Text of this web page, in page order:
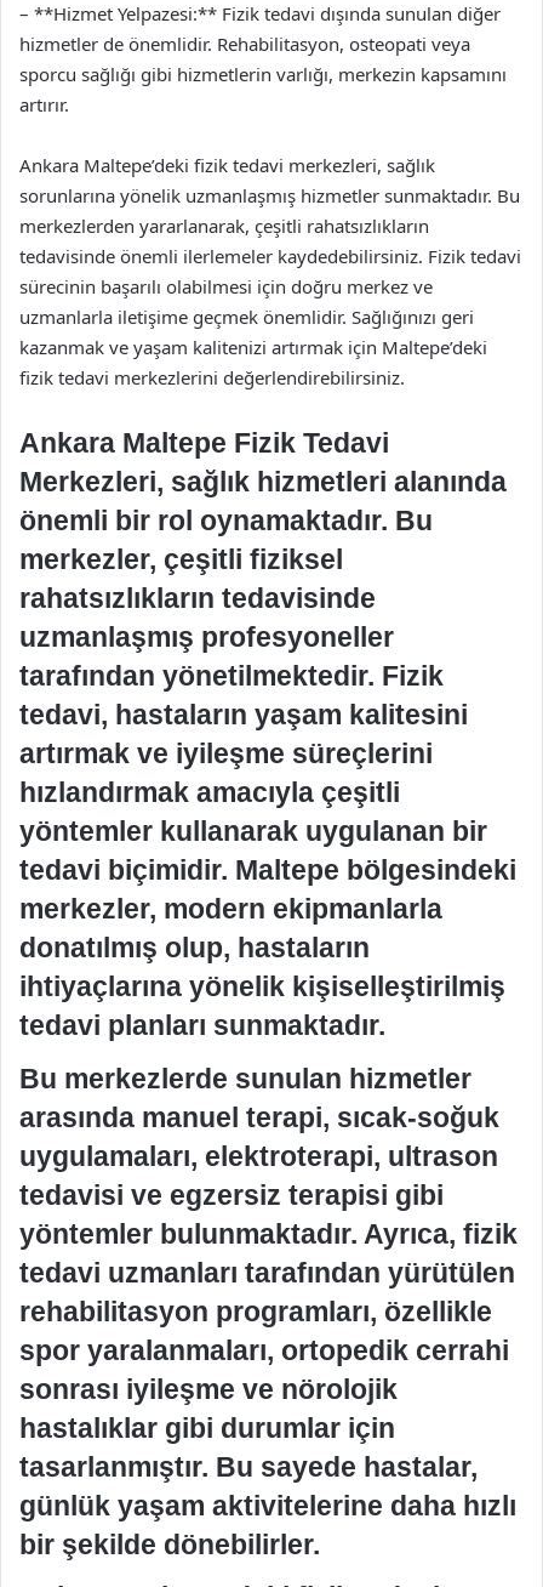
– **Hizmet Yelpazesi:** Fizik tedavi dışında sunulan diğer
hizmetler de önemlidir. Rehabilitasyon, osteopati veya
sporcu sağlığı gibi hizmetlerin varlığı, merkezin kapsamını
artırır.
Ankara Maltepe’deki fizik tedavi merkezleri, sağlık
sorunlarına yönelik uzmanlaşmış hizmetler sunmaktadır. Bu
merkezlerden yararlanarak, çeşitli rahatsızlıkların
tedavisinde önemli ilerlemeler kaydedebilirsiniz. Fizik tedavi
sürecinin başarılı olabilmesi için doğru merkez ve
uzmanlarla iletişime geçmek önemlidir. Sağlığınızı geri
kazanmak ve yaşam kalitenizi artırmak için Maltepe’deki
fizik tedavi merkezlerini değerlendirebilirsiniz.
Ankara Maltepe Fizik Tedavi
Merkezleri, sağlık hizmetleri alanında
önemli bir rol oynamaktadır. Bu
merkezler, çeşitli fiziksel
rahatsızlıkların tedavisinde
uzmanlaşmış profesyoneller
tarafından yönetilmektedir. Fizik
tedavi, hastaların yaşam kalitesini
artırmak ve iyileşme süreçlerini
hızlandırmak amacıyla çeşitli
yöntemler kullanarak uygulanan bir
tedavi biçimidir. Maltepe bölgesindeki
merkezler, modern ekipmanlarla
donatılmış olup, hastaların
ihtiyaçlarına yönelik kişiselleştirilmiş
tedavi planları sunmaktadır.
Bu merkezlerde sunulan hizmetler
arasında manuel terapi, sıcak-soğuk
uygulamaları, elektroterapi, ultrason
tedavisi ve egzersiz terapisi gibi
yöntemler bulunmaktadır. Ayrıca, fizik
tedavi uzmanları tarafından yürütülen
rehabilitasyon programları, özellikle
spor yaralanmaları, ortopedik cerrahi
sonrası iyileşme ve nörolojik
hastalıklar gibi durumlar için
tasarlanmıştır. Bu sayede hastalar,
günlük yaşam aktivitelerine daha hızlı
bir şekilde dönebilirler.